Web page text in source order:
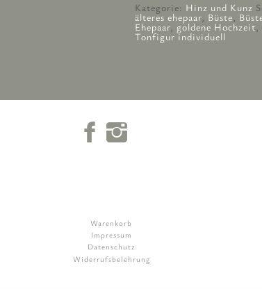
Kategorie: Hinz und Kunz
älteres ehepaar, Büste,
Ehepaar, goldene Hochzeit,
Tonfigur individuell
Warenkorb
Impressum
Datenschutz
Widerrufsbelehrung